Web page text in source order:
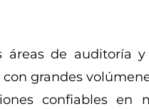
áreas de auditoría
grandes
confiables en